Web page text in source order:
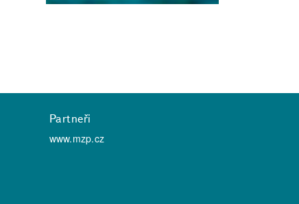
Partneři
www.mzp.cz